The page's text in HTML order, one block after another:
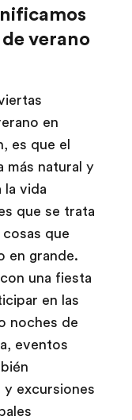
verano
en
es que el
más natural y
la vida
que se trata
que
en grande.
una fiesta
en las
noches de
eventos
y excursiones